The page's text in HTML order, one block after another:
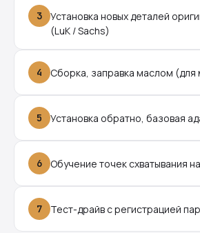
3
Установка новых деталей
(LuK / Sachs)
4 Сборка, заправка маслом (для
5 Установка обратно, базовая
6 Обучение точек схватывания
7 Тест-драйв с регистрацией